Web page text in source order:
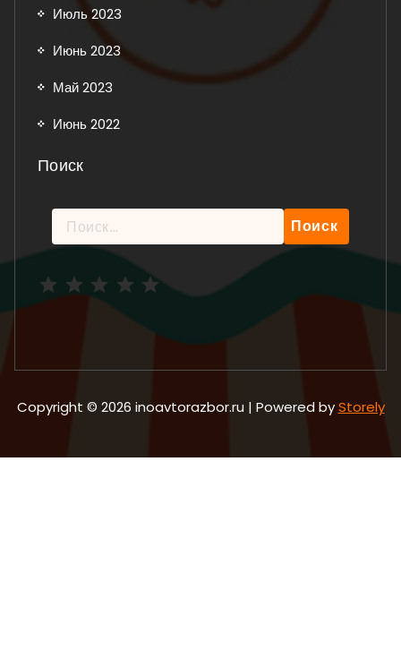
Июль 2023
Июнь 2023
Май 2023
Июнь 2022
Поиск
Найти:
Copyright © 2026 inoavtorazbor.ru | Powered byStorely